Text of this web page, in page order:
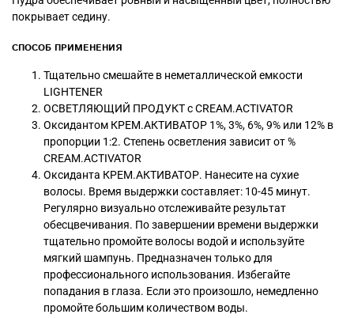
покрывает седину.
СПОСОБ ПРИМЕНЕНИЯ
Тщательно смешайте в неметаллической емкости
LIGHTENER
ОСВЕТЛЯЮЩИЙ ПРОДУКТ с CREAM.ACTIVATOR
Оксидантом КРЕМ.АКТИВАТОР 1%, 3%, 6%, 9% или 12% в
пропорции 1:2. Степень осветления зависит от %
CREAM.ACTIVATOR
Оксиданта КРЕМ.АКТИВАТОР. Нанесите на сухие
волосы. Время выдержки составляет: 10-45 минут.
Регулярно визуально отслеживайте результат
обесцвечивания. По завершении времени выдержки
тщательно промойте волосы водой и используйте
мягкий шампунь. Предназначен только для
профессионального использования. Избегайте
попадания в глаза. Если это произошло, немедленно
промойте большим количеством воды.